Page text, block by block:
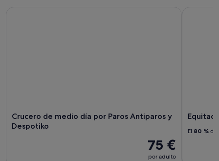
Crucero de medio día por Paros Antiparos y
Despotiko
75 €
por adulto
El 80 % de